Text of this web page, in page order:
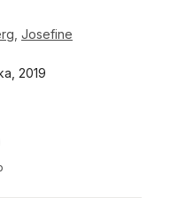
Josefine
2019
antal röster: